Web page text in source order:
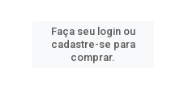
Faça seu login ou
cadastre-se para
comprar.